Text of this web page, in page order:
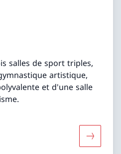
salles de sport triples,
artistique,
et d'une salle